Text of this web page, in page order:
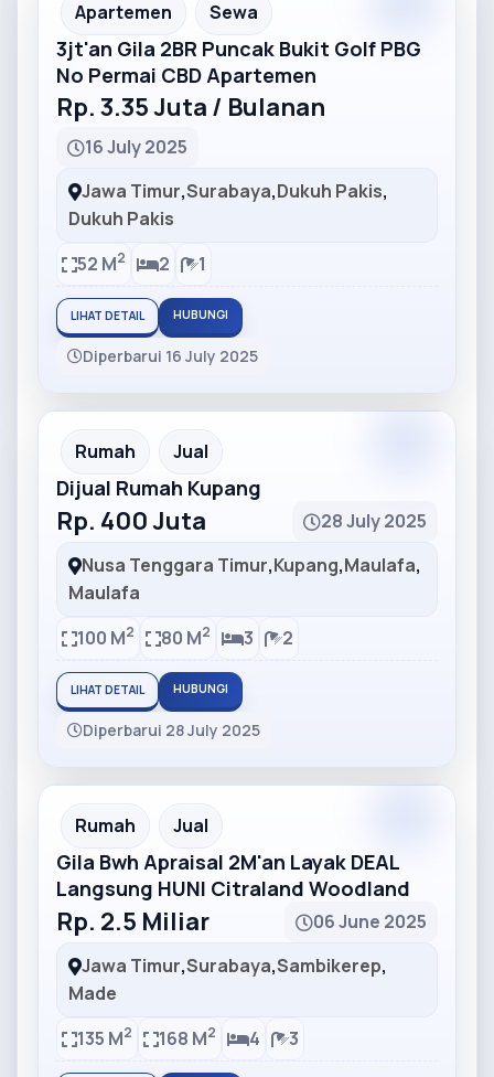
Partner Ad
Apartemen Sewa
3jt'an Gila 2BR Puncak Bukit Golf PBG
No Permai CBD Apartemen
Rp. 3.35 Juta / Bulanan
16 July 2025
Jawa Timur,Surabaya,Dukuh Pakis,
Dukuh Pakis
52 M2 2 1
LIHAT DETAIL HUBUNGI
Diperbarui 16 July 2025
Partner Ad
Rumah Jual
Dijual Rumah Kupang
Rp. 400 Juta
28 July 2025
Nusa Tenggara Timur,Kupang,Maulafa,
Maulafa
100 M2 80 M2 3 2
LIHAT DETAIL HUBUNGI
Diperbarui 28 July 2025
Partner Ad
Rumah Jual
Gila Bwh Apraisal 2M'an Layak DEAL
Langsung HUNI Citraland Woodland
Rp. 2.5 Miliar
06 June 2025
Jawa Timur,Surabaya,Sambikerep,
Made
135 M2 168 M2 4 3